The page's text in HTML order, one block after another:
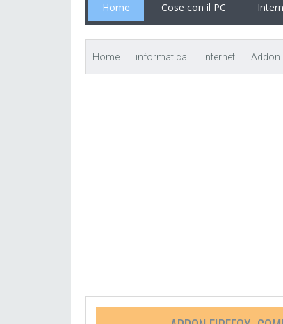
Home Cose con il PC
Home informatica internet Addon